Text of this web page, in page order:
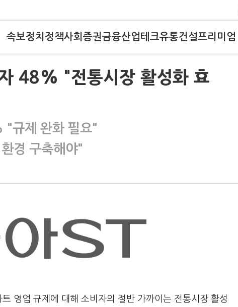
속보정치 정책사회 증권금융산업테크유통건설프리미엄
48% "전통시장 활성화 효
규제 완화 필요"
경 구축해야"
영업 규제에 대해 소비자의 절반 가까이는 전통시장 활성